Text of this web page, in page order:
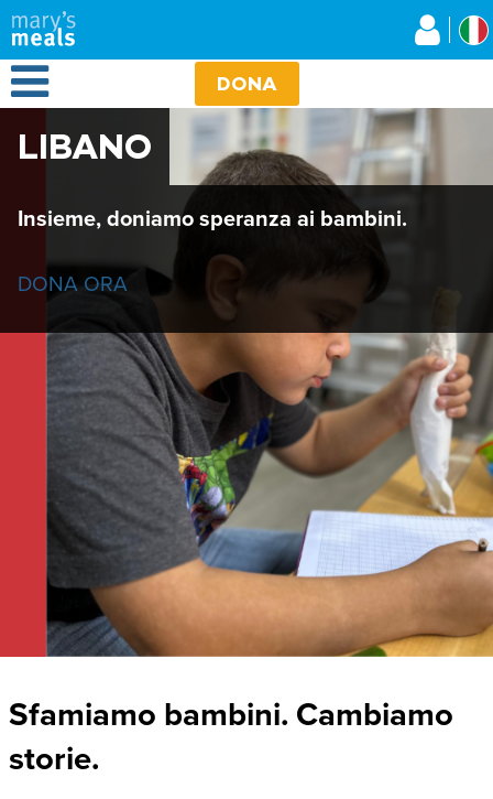
Salta
al
contenuto
principale
Open Menu DONA
LIBANO
Insieme, doniamo speranza ai bambini.
DONA ORA
Sfamiamo bambini. Cambiamo
storie.